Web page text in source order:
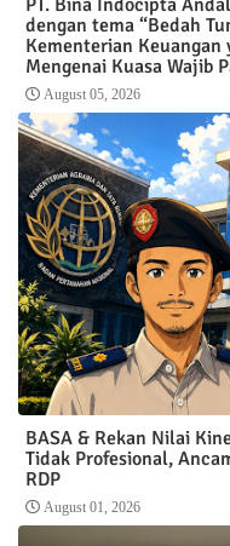
PT. Bina Indocipta
dengan tema “Bedah
Kementerian
Mengenai Kuasa Wajib
August 05, 2026
BASA & Rekan Nilai
Tidak Profesional,
RDP
August 01, 2026